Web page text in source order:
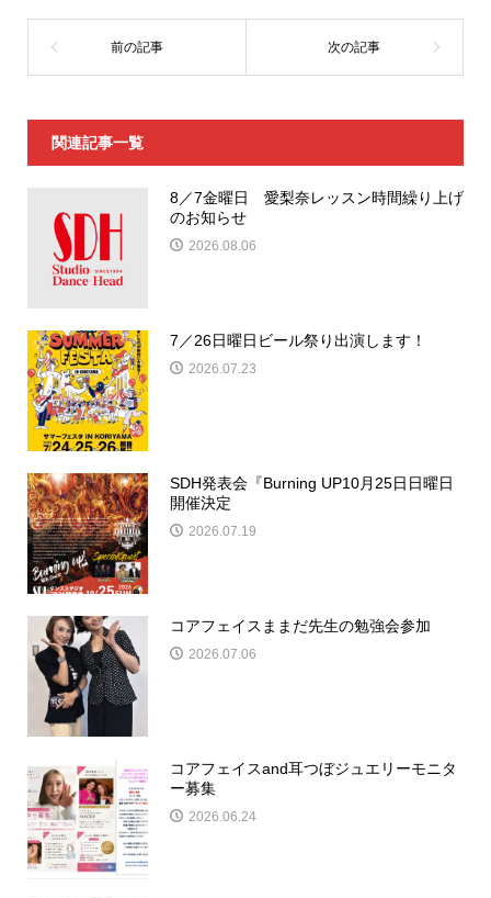
関連記事一覧
8／7金曜日 愛梨奈レッスン時間繰り上げ
のお知らせ
2026.08.06
7／26日曜日ビール祭り出演します！
2026.07.23
SDH発表会『Burning UP10月25日日曜日
開催決定
2026.07.19
コアフェイスままだ先生の勉強会参加
2026.07.06
コアフェイスand耳つぼジュエリーモニタ
ー募集
2026.06.24